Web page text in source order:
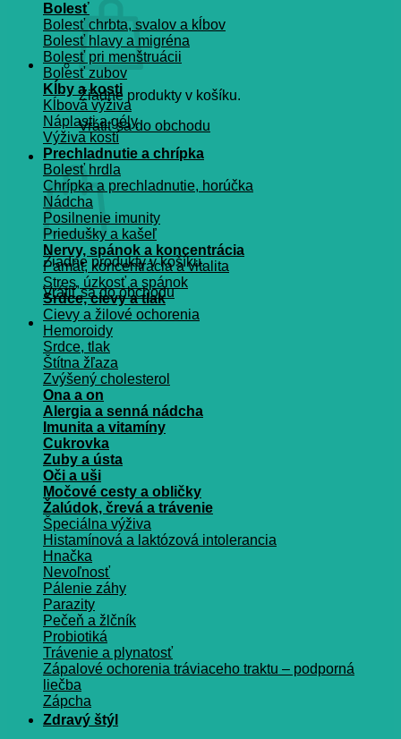
Žiadne produkty v košíku.
Vrátiť sa do obchodu
Košík
Žiadne produkty v košíku.
Vrátiť sa do obchodu
Bolesť
Bolesť chrbta, svalov a kĺbov
Bolesť hlavy a migréna
Bolesť pri menštruácii
Bolesť zubov
Kĺby a kosti
Kĺbová výživa
Náplasti a gély
Výživa kostí
Prechladnutie a chrípka
Bolesť hrdla
Chrípka a prechladnutie, horúčka
Nádcha
Posilnenie imunity
Priedušky a kašeľ
Nervy, spánok a koncentrácia
Pamät, koncentrácia a vitalita
Stres, úzkosť a spánok
Srdce, cievy a tlak
Cievy a žilové ochorenia
Hemoroidy
Srdce, tlak
Štítna žľaza
Zvýšený cholesterol
Ona a on
Alergia a senná nádcha
Imunita a vitamíny
Cukrovka
Zuby a ústa
Oči a uši
Močové cesty a obličky
Žalúdok, črevá a trávenie
Špeciálna výživa
Histamínová a laktózová intolerancia
Hnačka
Nevoľnosť
Pálenie záhy
Parazity
Pečeň a žlčník
Probiotiká
Trávenie a plynatosť
Zápalové ochorenia tráviaceho traktu – podporná
liečba
Zápcha
Zdravý štýl